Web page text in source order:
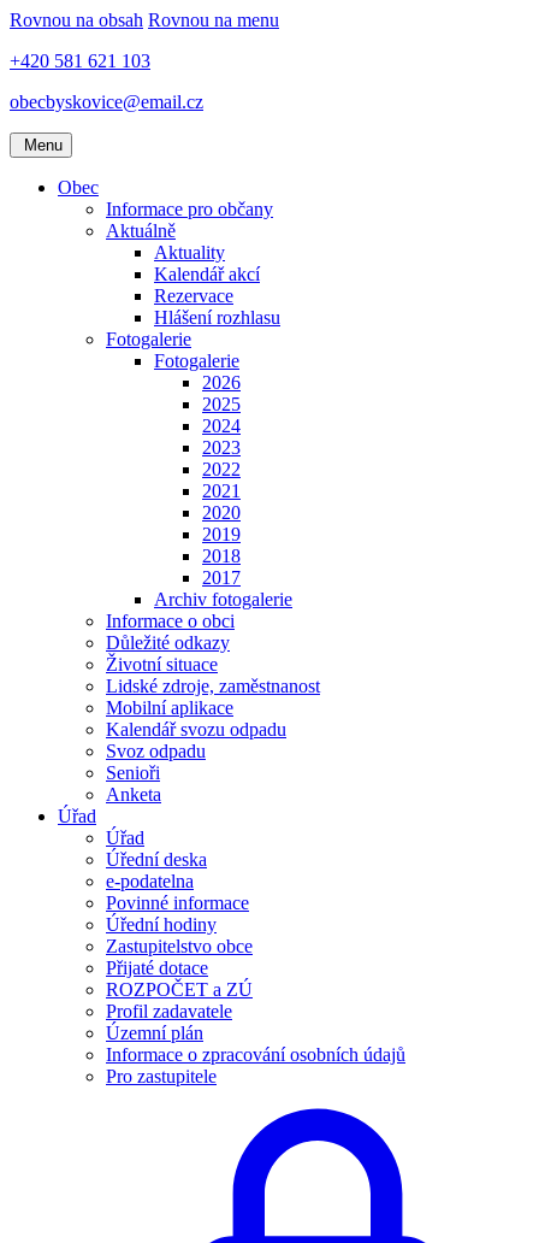
Rovnou na obsah Rovnou na menu
+420 581 621 103
obecbyskovice@email.cz
Menu
Obec
Informace pro občany
Aktuálně
Aktuality
Kalendář akcí
Rezervace
Hlášení rozhlasu
Fotogalerie
Fotogalerie
2026
2025
2024
2023
2022
2021
2020
2019
2018
2017
Archiv fotogalerie
Informace o obci
Důležité odkazy
Životní situace
Lidské zdroje, zaměstnanost
Mobilní aplikace
Kalendář svozu odpadu
Svoz odpadu
Senioři
Anketa
Úřad
Úřad
Úřední deska
e-podatelna
Povinné informace
Úřední hodiny
Zastupitelstvo obce
Přijaté dotace
ROZPOČET a ZÚ
Profil zadavatele
Územní plán
Informace o zpracování osobních údajů
Pro zastupitele